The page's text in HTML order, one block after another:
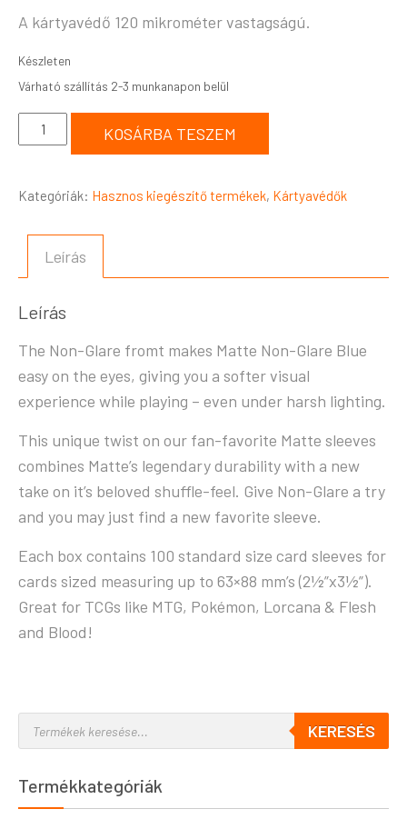
A kártyavédő 120 mikrométer vastagságú.
Készleten
KOSÁRBA TESZEM
Kategóriák: Hasznos kiegészítő termékek, Kártyavédők
Leírás
Leírás
The Non-Glare fromt makes Matte Non-Glare Blue
easy on the eyes, giving you a softer visual
experience while playing – even under harsh lighting.
This unique twist on our fan-favorite Matte sleeves
combines Matte’s legendary durability with a new
take on it’s beloved shuffle-feel. Give Non-Glare a try
and you may just find a new favorite sleeve.
Each box contains 100 standard size card sleeves for
cards sized measuring up to 63×88 mm’s (2½”x3½”).
Great for TCGs like MTG, Pokémon, Lorcana & Flesh
and Blood!
KERESÉS
Termékkategóriák